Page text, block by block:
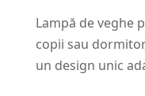
Lampă de veghe
copii sau
un design unic